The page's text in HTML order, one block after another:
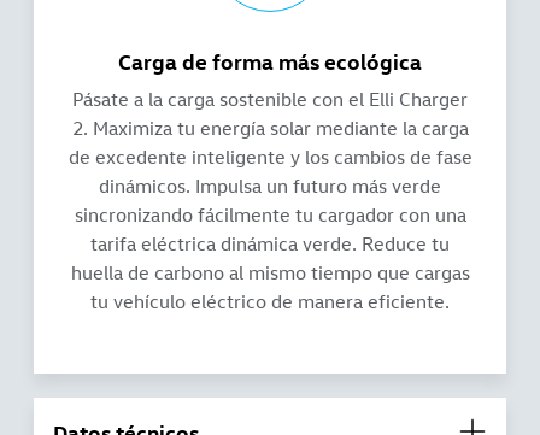
Carga de forma más ecológica
Pásate a la carga sostenible con el Elli Charger
2. Maximiza tu energía solar mediante la carga
de excedente inteligente y los cambios de fase
dinámicos. Impulsa un futuro más verde
sincronizando fácilmente tu cargador con una
tarifa eléctrica dinámica verde. Reduce tu
huella de carbono al mismo tiempo que cargas
tu vehículo eléctrico de manera eficiente.